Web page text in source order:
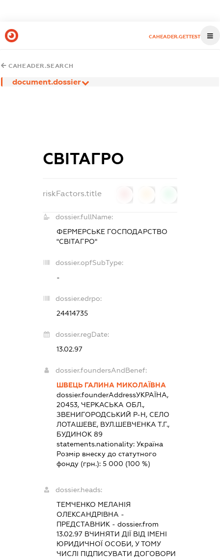
CAHEADER.GETTEST
CAHEADER.SEARCH
document.dossier
СВІТАГРО
riskFactors.title
dossier.fullName:
ФЕРМЕРСЬКЕ ГОСПОДАРСТВО
"СВІТАГРО"
dossier.opfSubType:
-
dossier.edrpo:
24414735
dossier.regDate:
13.02.97
dossier.foundersAndBenef:
ШВЕЦЬ ГАЛИНА МИКОЛАЇВНА
dossier.founderAddressУКРАЇНА,
20453, ЧЕРКАСЬКА ОБЛ.,
ЗВЕНИГОРОДСЬКИЙ Р-Н, СЕЛО
ЛОТАШЕВЕ, ВУЛ.ШЕВЧЕНКА Т.Г.,
БУДИНОК 89
statements.nationality:Україна
Розмір внеску до статутного
фонду (грн.):5 000 (100 %)
dossier.heads:
ТЕМЧЕНКО МЕЛАНІЯ
ОЛЕКСАНДРІВНА -
ПРЕДСТАВНИК - dossier.from
13.02.97 ВЧИНЯТИ ДІЇ ВІД ІМЕНІ
ЮРИДИЧНОЇ ОСОБИ, У ТОМУ
ЧИСЛІ ПІДПИСУВАТИ ДОГОВОРИ